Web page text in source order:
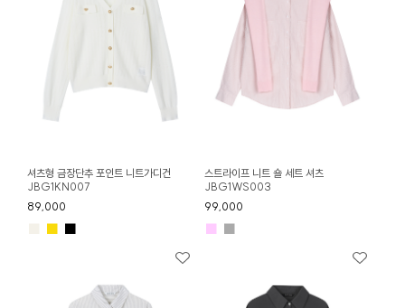
셔츠형 금장단추 포인트 니트가디건
JBG1KN007
89,000
■ ■
스트라이프 니트 숄 세트 셔츠
JBG1WS003
99,000
■ ■